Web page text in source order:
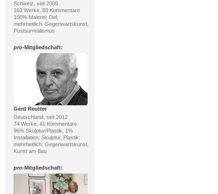
Schweiz, seit 2009
163 Werke, 83 Kommentare
100% Malerei; Oel;
mehrheitlich: Gegenwartskunst,
Postsurrealismus
pro-Mitgliedschaft:
Gerd Reutter
Deutschland, seit 2012
74 Werke, 41 Kommentare
96% Skulptur/Plastik, 1%
Installation; Skulptur, Plastik;
mehrheitlich: Gegenwartskunst,
Kunst am Bau
pro-Mitgliedschaft: